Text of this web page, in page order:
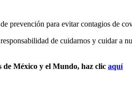
prevención para evitar contagios de
de cuidarnos y cuidar a
de México y el Mundo, haz clic aquí